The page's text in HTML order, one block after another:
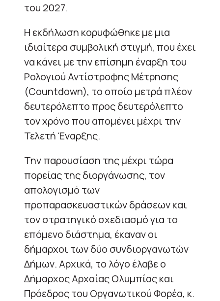
του 2027.
Η εκδήλωση κορυφώθηκε με μια
ιδιαίτερα συμβολική στιγμή, που έχει
να κάνει με την επίσημη έναρξη του
Ρολογιού Αντίστροφης Μέτρησης
(Countdown), το οποίο μετρά πλέον
δευτερόλεπτο προς δευτερόλεπτο
τον χρόνο που απομένει μέχρι την
Τελετή Έναρξης.
Την παρουσίαση της μέχρι τώρα
πορείας της διοργάνωσης, τον
απολογισμό των
προπαρασκευαστικών δράσεων και
τον στρατηγικό σχεδιασμό για το
επόμενο διάστημα, έκαναν οι
δήμαρχοι των δύο συνδιοργανωτών
Δήμων. Αρχικά, το λόγο έλαβε ο
Δήμαρχος Αρχαίας Ολυμπίας και
Πρόεδρος του Οργανωτικού Φορέα, κ.